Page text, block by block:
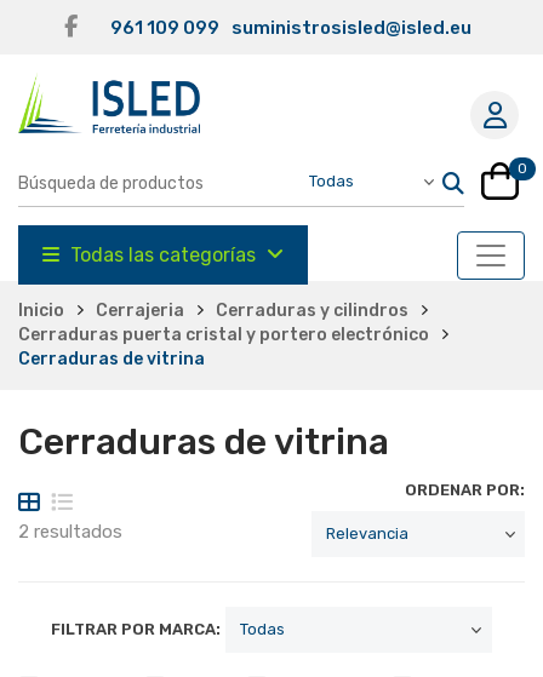
961 109 099 suministrosisled@isled.eu
0
Todas las categorías
Inicio Cerrajeria
Cerraduras y cilindros
Cerraduras puerta cristal y portero electrónico
Cerraduras de vitrina
Cerraduras de vitrina
2 resultados
ORDENAR POR:
FILTRAR POR MARCA: